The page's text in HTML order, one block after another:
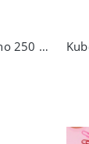
Kubek Kundelek Line boho 250 ml